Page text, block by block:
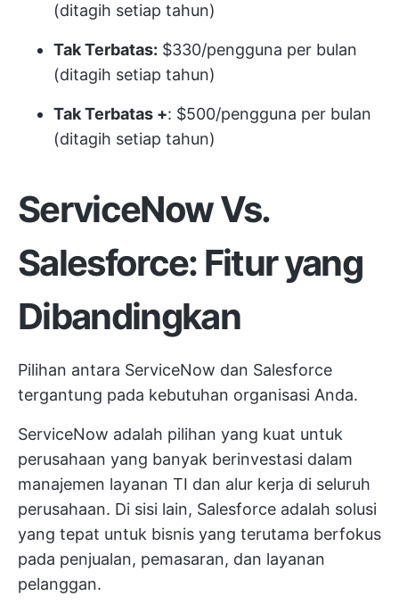
(ditagih setiap tahun)
Tak Terbatas: $330/pengguna per bulan
(ditagih setiap tahun)
Tak Terbatas +: $500/pengguna per bulan
(ditagih setiap tahun)
ServiceNow Vs.
Salesforce: Fitur yang
Dibandingkan
Pilihan antara ServiceNow dan Salesforce
tergantung pada kebutuhan organisasi Anda.
ServiceNow adalah pilihan yang kuat untuk
perusahaan yang banyak berinvestasi dalam
manajemen layanan TI dan alur kerja di seluruh
perusahaan. Di sisi lain, Salesforce adalah solusi
yang tepat untuk bisnis yang terutama berfokus
pada penjualan, pemasaran, dan layanan
pelanggan.